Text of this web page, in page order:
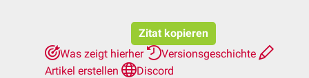
Zitat kopieren
Was zeigt hierher
Versionsgeschichte
Artikel erstellen
Discord